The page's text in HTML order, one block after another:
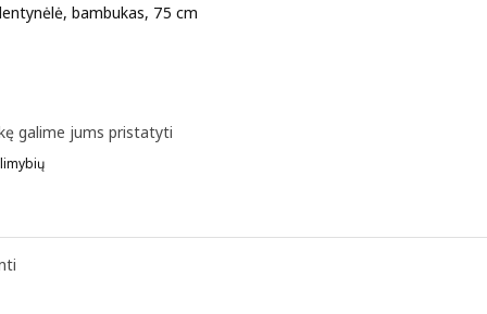
bambukas, 75 cm
galime jums pristatyti